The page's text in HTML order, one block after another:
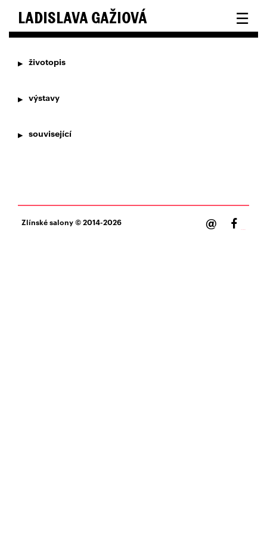
LADISLAVA GAŽIOVÁ ☰
životopis
výstavy
související
Zlínské salony© 2014-2026 @